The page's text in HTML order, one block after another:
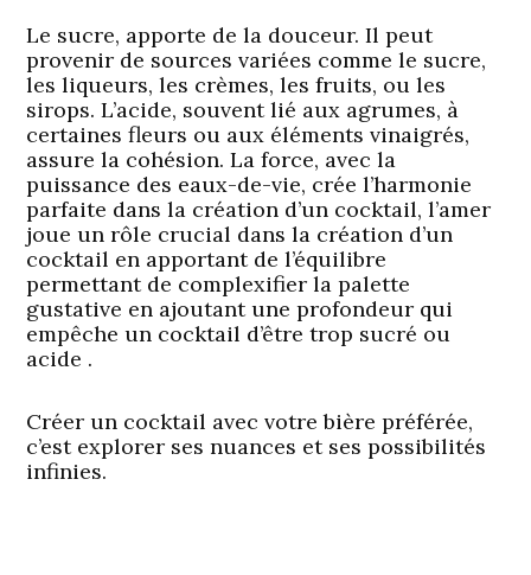
Le sucre, apporte de la douceur. Il peut
provenir de sources variées comme le sucre,
les liqueurs, les crèmes, les fruits, ou les
sirops.L’acide, souvent lié aux agrumes, à
certaines fleurs ou aux éléments vinaigrés,
assure la cohésion. Laforce, avec la
puissance des eaux-de-vie, crée l’harmonie
parfaite dans la création d’un cocktail,l’amer
joue un rôle crucial dans la création d’un
cocktail en apportant de l’équilibre
permettant de complexifier la palette
gustative en ajoutant une profondeur qui
empêche un cocktail d’être trop sucré ou
acide .
Créer un cocktail avec votre bière préférée,
c’est explorer ses nuances et ses possibilités
infinies.